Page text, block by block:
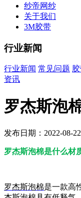
纱帝网纱
关于我们
3M胶带
行业新闻
行业新闻 常见问题
资讯
罗杰斯泡
发布日期：2022-08-
罗杰斯泡棉是什么材
罗杰斯泡棉是一款高